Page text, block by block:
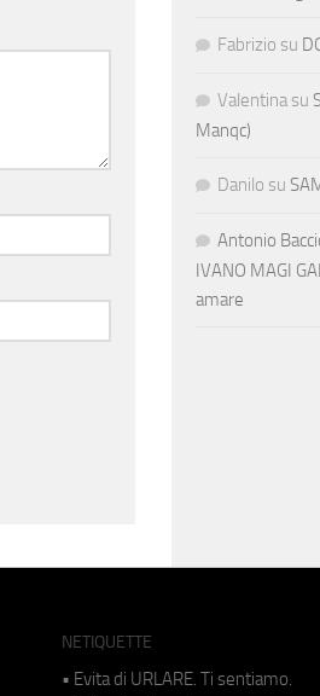
Fabrizio su
Valentina su
Manqc)
Danilo su
Antonio
IVANO MAGI
amare
NETIQUETTE
• Evita di URLARE. Ti sentiamo.